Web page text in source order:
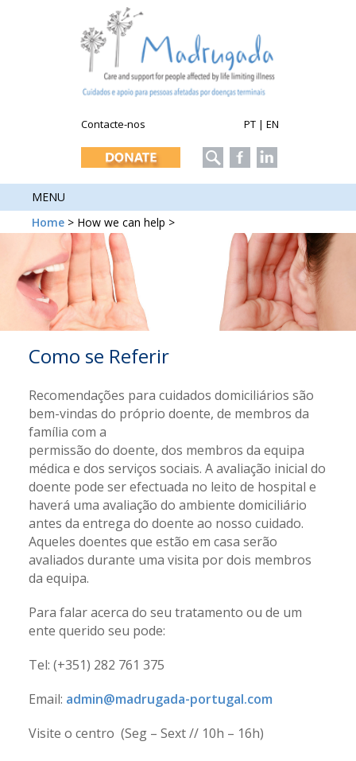
Contacte-nos PT | EN
MENU
Home > How we can help >
Como se Referir
Recomendações para cuidados domiciliários são
bem-vindas do próprio doente, de membros da
família com a
permissão do doente, dos membros da equipa
médica e dos serviços sociais. A avaliação inicial do
doente pode ser efectuada no leito de hospital e
haverá uma avaliação do ambiente domiciliário
antes da entrega do doente ao nosso cuidado.
Aqueles doentes que estão em casa serão
avaliados durante uma visita por dois membros
da equipa.
Para falar acerca do seu tratamento ou de um
ente querido seu pode:
Tel: (+351) 282 761 375
Email: admin@madrugada-portugal.com
Visite o centro (Seg – Sext // 10h – 16h)